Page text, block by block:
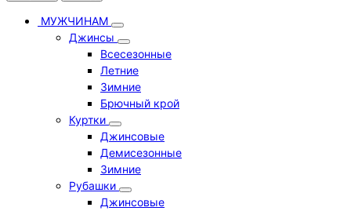
МУЖЧИНАМ
Джинсы
Всесезонные
Летние
Зимние
Брючный крой
Куртки
Джинсовые
Демисезонные
Зимние
Рубашки
Джинсовые